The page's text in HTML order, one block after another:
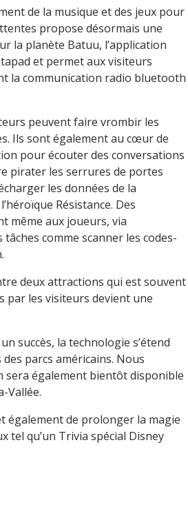
de la musique et des jeux pour
propose désormais une
la planète Batuu, l’application
et permet aux visiteurs
la communication radio bluetooth
peuvent faire vrombir les
Ils sont également au cœur de
pour écouter des conversations
pirater les serrures de portes
les données de la
Résistance. Des
même aux joueurs, via
comme scanner les codes-
deux attractions qui est souvent
par les visiteurs devient une
succès, la technologie s’étend
parcs américains. Nous
sera également bientôt disponible
Vallée.
également de prolonger la magie
tel qu’un Trivia spécial Disney